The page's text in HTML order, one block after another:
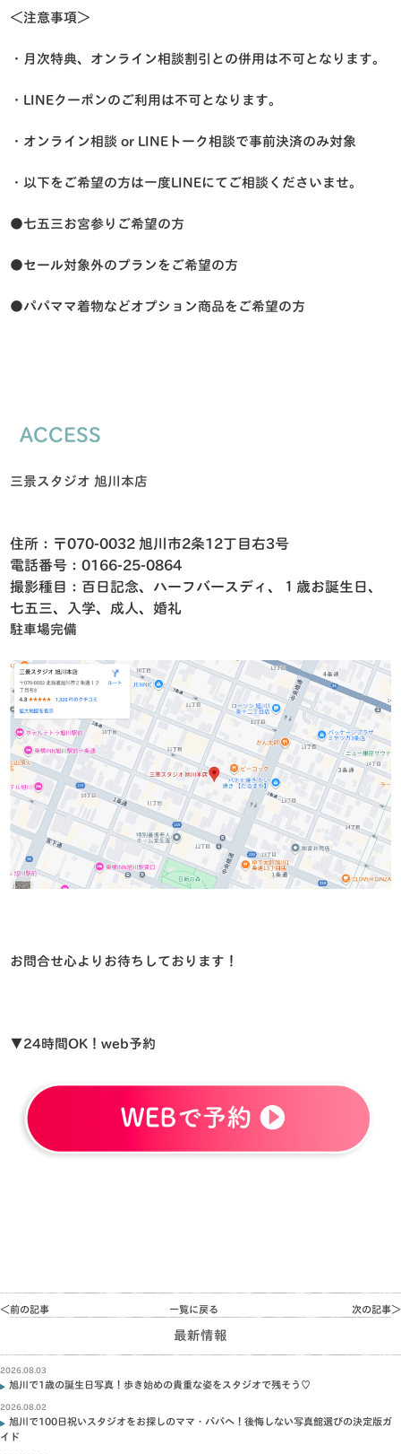
＜注意事項＞
・月次特典、オンライン相談割引との併用は不可となります。
・LINEクーポンのご利用は不可となります。
・オンライン相談 or LINEトーク相談で事前決済のみ対象
・以下をご希望の方は一度LINEにてご相談くださいませ。
●七五三お宮参りご希望の方
●セール対象外のプランをご希望の方
●パパママ着物などオプション商品をご希望の方
ACCESS
三景スタジオ 旭川本店
住所：〒070-0032 旭川市2条12丁目右3号
電話番号：0166-25-0864
撮影種目：百日記念、ハーフバースディ、１歳お誕生日、
七五三、入学、成人、婚礼
駐車場完備
お問合せ心よりお待ちしております！
▼24時間OK！web予約
＜前の記事 次の記事＞
一覧に戻る
最新情報
2026.08.03
旭川で1歳の誕生日写真！歩き始めの貴重な姿をスタジオで残そう♡
2026.08.02
旭川で100日祝いスタジオをお探しのママ・パパへ！後悔しない写真館選びの決定版ガ
イド